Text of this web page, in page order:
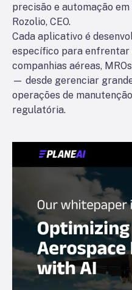
precisão e automação
Rozolio, CEO.
Cada aplicativo é
específico para enfrentar
companhias aéreas,
— desde gerenciar
operações de
regulatória.